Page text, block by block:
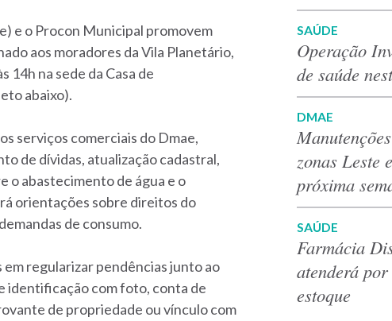
e o Procon Municipal promovem
aos moradores da Vila Planetário,
14h na sede da Casa de
abaixo).
serviços comerciais do Dmae,
de dívidas, atualização cadastral,
o abastecimento de água e o
orientações sobre direitos do
de consumo.
regularizar pendências junto ao
identificação com foto, conta de
de propriedade ou vínculo com
SAÚDE
Operação
de saúde
DMAE
zonas Leste
próxima
SAÚDE
Farmácia
atenderá
estoque